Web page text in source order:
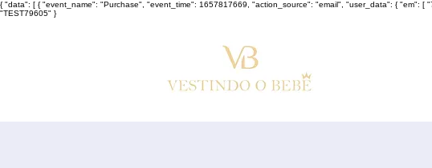
{ "data": [ { "event_name": "Purchase", "event_time": 1657817669, "action_source": "email", "user_data": {
"TEST79605" }